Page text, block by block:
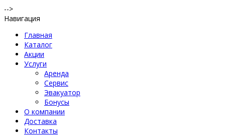
-->
Навигация
Главная
Каталог
Акции
Услуги
Аренда
Сервис
Эвакуатор
Бонусы
О компании
Доставка
Контакты